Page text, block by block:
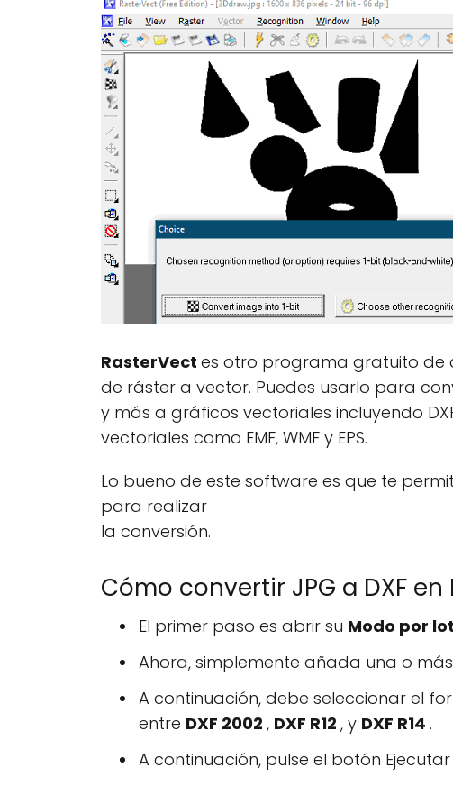
RasterVect es otro programa gratuito de
de ráster a vector. Puedes usarlo para
y más a gráficos vectoriales incluyendo
vectoriales como EMF, WMF y EPS.
Lo bueno de este software es que te
para realizar
la conversión.
Cómo convertir JPG a DXF en
El primer paso es abrir su Modo por
Ahora, simplemente añada una o
A continuación, debe seleccionar el
entre DXF 2002 , DXF R12 , y DXF R14 .
A continuación, pulse el botón